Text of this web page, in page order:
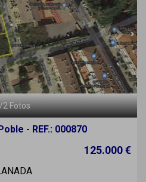
/2Fotos
- REF.: 000870
125.000 €